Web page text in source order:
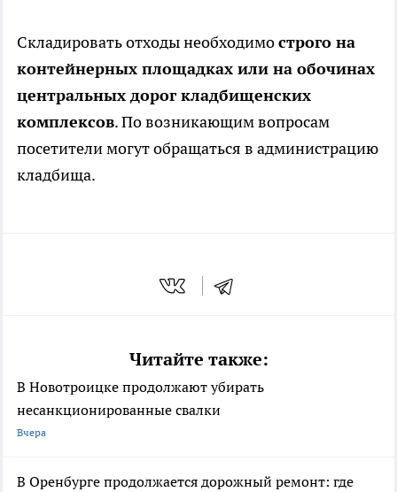
Складировать отходы необходимострого на
контейнерных площадках или на обочинах
центральных дорог кладбищенских
комплексов. По возникающим вопросам
посетители могут обращаться в администрацию
кладбища.
Читайте также:
В Новотроицке продолжают убирать
несанкционированные свалки
Вчера
В Оренбурге продолжается дорожный ремонт: где